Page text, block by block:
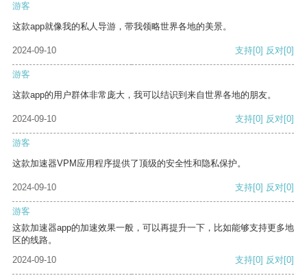
游客
这款app就像我的私人导游，带我领略世界各地的美景。
2024-09-10 支持[0] 反对[0]
游客
这款app的用户群体非常庞大，我可以结识到来自世界各地的朋友。
2024-09-10 支持[0] 反对[0]
游客
这款加速器VPM应用程序提供了顶级的安全性和隐私保护。
2024-09-10 支持[0] 反对[0]
游客
这款加速器app的加速效果一般，可以再提升一下，比如能够支持更多地
区的线路。
2024-09-10
支持[0] 反对[0]